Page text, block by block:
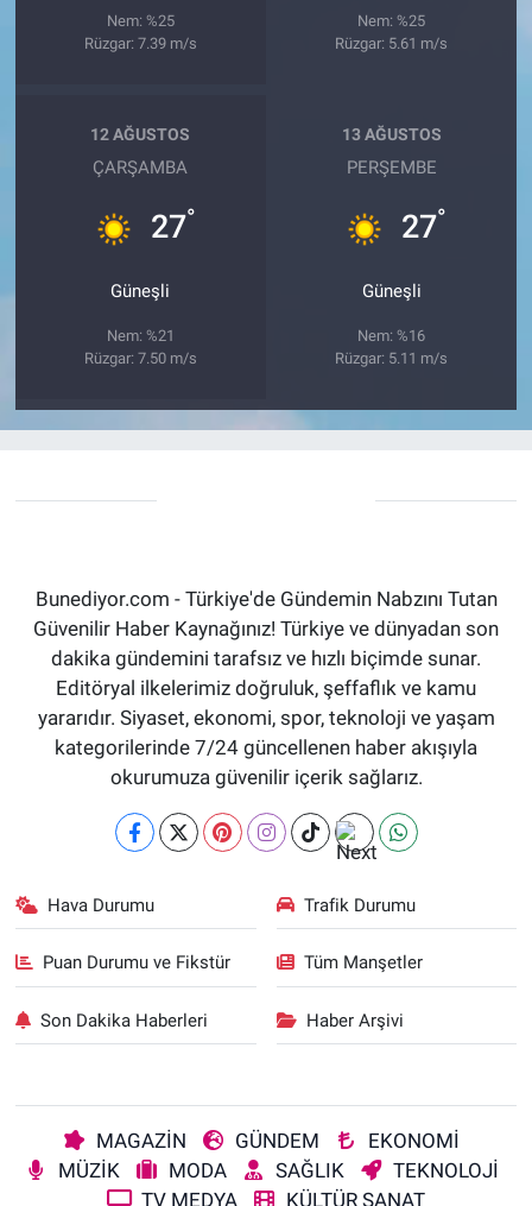
Nem: %25
Rüzgar: 7.39 m/s
Nem: %25
Rüzgar: 5.61 m/s
12 AĞUSTOS
ÇARŞAMBA
27°
Güneşli
Nem: %21
Rüzgar: 7.50 m/s
13 AĞUSTOS
PERŞEMBE
27°
Güneşli
Nem: %16
Rüzgar: 5.11 m/s
Bunediyor.com - Türkiye'de Gündemin Nabzını Tutan
Güvenilir Haber Kaynağınız! Türkiye ve dünyadan son
dakika gündemini tarafsız ve hızlı biçimde sunar.
Editöryal ilkelerimiz doğruluk, şeffaflık ve kamu
yararıdır. Siyaset, ekonomi, spor, teknoloji ve yaşam
kategorilerinde 7/24 güncellenen haber akışıyla
okurumuza güvenilir içerik sağlarız.
Hava Durumu Trafik Durumu
Puan Durumu ve Fikstür Tüm Manşetler
Son Dakika Haberleri Haber Arşivi
MAGAZİN GÜNDEM
EKONOMİ
MÜZİK
MODA SAĞLIK
TEKNOLOJİ
TV MEDYA
KÜLTÜR SANAT